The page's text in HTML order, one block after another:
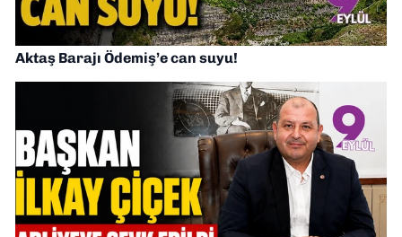
Aktaş Barajı Ödemiş’e can suyu!